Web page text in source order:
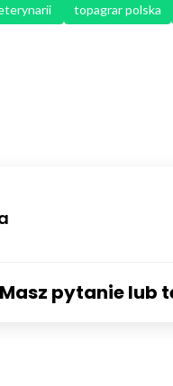
topagrar polska
Masz pytanie lub